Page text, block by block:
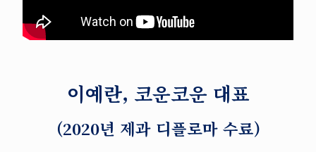
이예란, 코운코운 대표
(2020년 제과 디플로마 수료)